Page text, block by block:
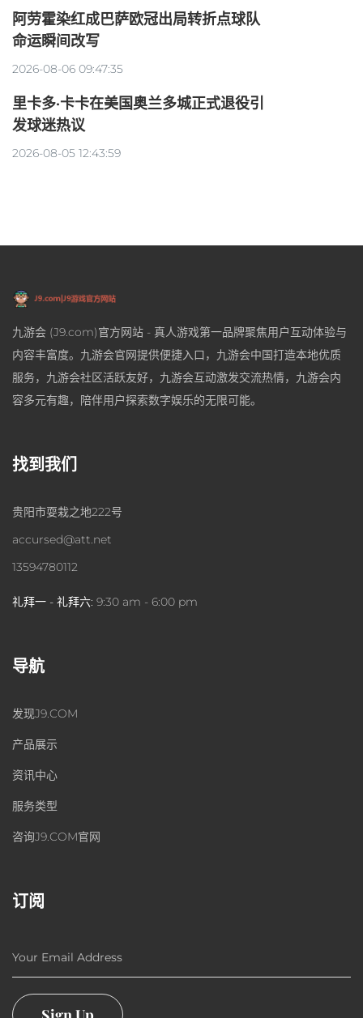
阿劳霍染红成巴萨欧冠出局转折点球队
命运瞬间改写
2026-08-06 09:47:35
里卡多·卡卡在美国奥兰多城正式退役引
发球迷热议
2026-08-05 12:43:59
九游会 (J9.com)官方网站 - 真人游戏第一品牌聚焦用户互动体验与
内容丰富度。九游会官网提供便捷入口，九游会中国打造本地优质
服务，九游会社区活跃友好，九游会互动激发交流热情，九游会内
容多元有趣，陪伴用户探索数字娱乐的无限可能。
找到我们
贵阳市耍栽之地222号
accursed@att.net
13594780112
礼拜一 - 礼拜六: 9:30 am - 6:00 pm
导航
发现J9.COM
产品展示
资讯中心
服务类型
咨询J9.COM官网
订阅
Your Email Address